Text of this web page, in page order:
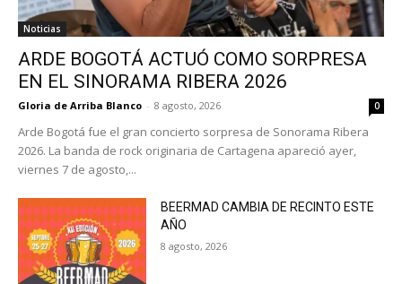
Noticias
ARDE BOGOTÁ ACTUÓ COMO SORPRESA
EN EL SINORAMA RIBERA 2026
Gloria de Arriba Blanco - 8 agosto, 2026 0
Arde Bogotá fue el gran concierto sorpresa de Sonorama Ribera
2026. La banda de rock originaria de Cartagena apareció ayer,
viernes 7 de agosto,...
BEERMAD CAMBIA DE RECINTO ESTE
AÑO
8 agosto, 2026